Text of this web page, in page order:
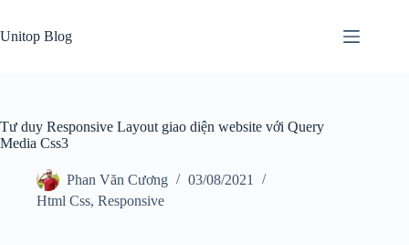
content
Unitop Blog
Tư duy Responsive Layout giao diện website với Query
Media Css3
Phan Văn Cương
03/08/2021
Html Css, Responsive